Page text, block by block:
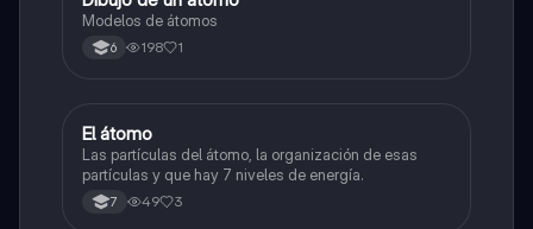
Modelos de átomos
6 198 1
Biologia
El átomo
Las partículas del átomo, la organización de esas
partículas y que hay 7 niveles de energía.
7 49 3